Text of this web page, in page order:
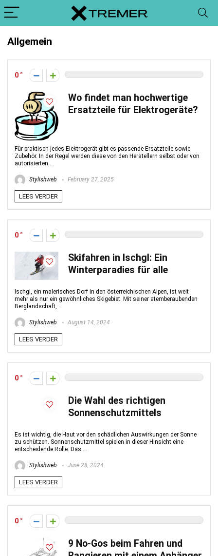
Allgemein
0
Wo findet man hochwertige
Ersatzteile für Elektrogeräte?
Für praktisch jedes Elektrogerät gibt es passende Ersatzteile sowie
Zubehör. In der Regel werden diese von den Herstellern selbst oder von
autorisierten ...
Stylishweb February 27, 2025
LEES VERDER
0
Skifahren in Ischgl: Ein
Winterparadies für alle
Ischgl, ein malerisches Dorf in den österreichischen Alpen, ist weit
mehr als nur ein gewöhnliches Skigebiet. Mit seiner atemberaubenden
Berglandschaft, ...
Stylishweb August 14, 2024
LEES VERDER
0
Die Wahl des richtigen
Sonnenschutzmittels
Es ist wichtig, die Haut vor den schädlichen Auswirkungen der Sonne
zu schützen. Sonnenschutzmittel spielen in dieser Hinsicht eine
entscheidende Rolle. Das ...
Stylishweb June 28, 2024
LEES VERDER
0
9 No-Gos beim Fahren und